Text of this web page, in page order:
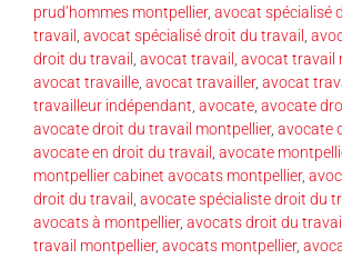
prud’hommes montpellier, avocat spécialisé
travail , avocat spécialisé droit du travail ,
droit du travail , avocat travail , avocat travail
avocat travaille, avocat travailler, avocat
travailleur indépendant, avocate, avocate
avocate droit du travail montpellier, avocate
avocate en droit du travail , avocate
montpellier cabinet avocats montpellier,
droit du travail , avocate spécialiste droit du
avocats à montpellier, avocats droit du travail
travail montpellier, avocats montpellier,